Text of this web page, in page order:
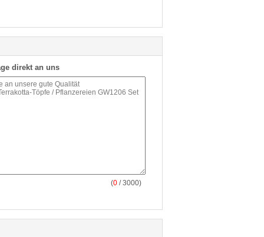
direkt an uns
(0 / 3000)